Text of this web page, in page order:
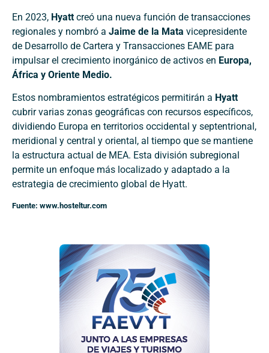
En 2023, Hyatt creó una nueva función de transacciones
regionales y nombró a Jaime de la Mata vicepresidente
de Desarrollo de Cartera y Transacciones EAME para
impulsar el crecimiento inorgánico de activos en Europa,
África y Oriente Medio.
Estos nombramientos estratégicos permitirán a Hyatt
cubrir varias zonas geográficas con recursos específicos,
dividiendo Europa en territorios occidental y septentrional,
meridional y central y oriental, al tiempo que se mantiene
la estructura actual de MEA. Esta división subregional
permite un enfoque más localizado y adaptado a la
estrategia de crecimiento global de Hyatt.
Fuente: www.hosteltur.com